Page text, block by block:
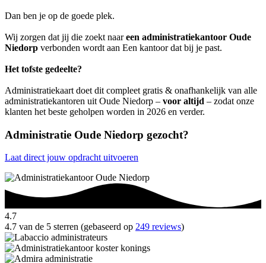
Dan ben je op de goede plek.
Wij zorgen dat jij die zoekt naareen administratiekantoor Oude
Niedorp verbonden wordt aan Een kantoor dat bij je past.
Het tofste gedeelte?
Administratiekaart doet dit compleet gratis & onafhankelijk van alle
administratiekantoren uit Oude Niedorp – voor altijd – zodat onze
klanten het beste geholpen worden in 2026 en verder.
Administratie Oude Niedorp gezocht?
Laat direct jouw opdracht uitvoeren
4.7
4.7 van de 5 sterren (gebaseerd op 249 reviews)